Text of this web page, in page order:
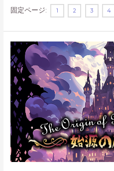
の
院
·
振
り
返
り
小
説
固定ページ: 1 2 3 4